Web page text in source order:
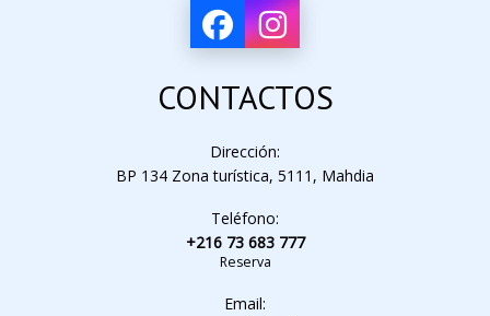
CONTACTOS
Dirección:
BP 134 Zona turística, 5111, Mahdia
Teléfono:
+216 73 683 777
Reserva
Email: